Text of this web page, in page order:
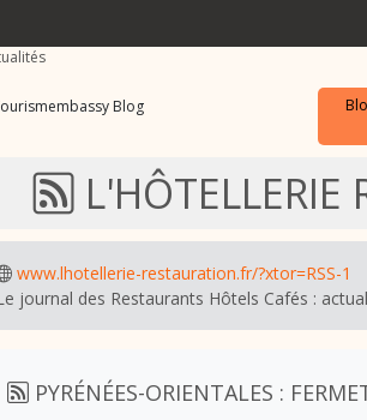
Blog
L'HÔTELLERIE
www.lhotellerie-restauration.fr/?xtor=RSS-1
journal des Restaurants Hôtels Cafés :
PYRÉNÉES-ORIENTALES :